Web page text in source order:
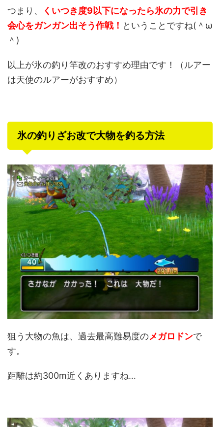
つまり、
くいつき度9以下になったら氷の力で引き
会心をガンガン出そう作戦！ ということですね(＾ω
＾)
以上が氷の釣り竿改のおすすめ理由です！（ルアー
は天使のルアーがおすすめ）
氷の釣りざお改で大物を釣る方法
狙う大物の魚は、過去最高難易度のメガロドンで
す。
距離は約300m近くありますね…